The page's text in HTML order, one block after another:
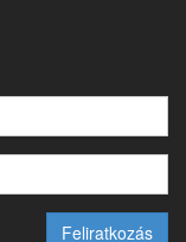
Feliratkozás